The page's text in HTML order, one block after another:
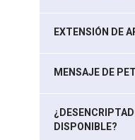
EXTENSIÓN DE
MENSAJE DE
DISPONIBLE?